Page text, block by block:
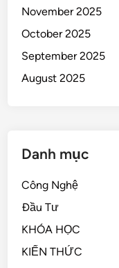
November 2025
October 2025
September 2025
August 2025
Danh mục
Công Nghệ
Đầu Tư
KHÓA HỌC
KIẾN THỨC